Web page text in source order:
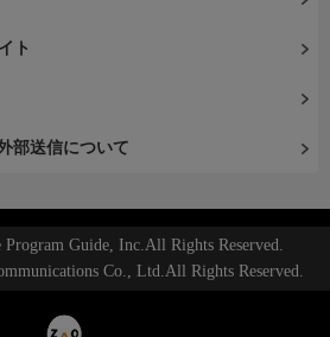
ト
部送信について
Guide, Inc.All Rights Reserved.
Co., Ltd.All Rights Reserved.